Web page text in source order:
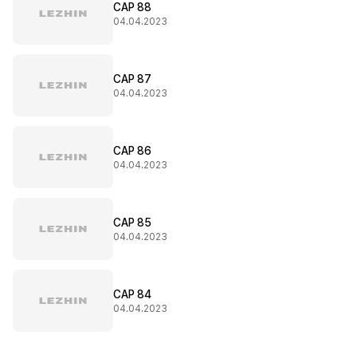
CAP 88
04.04.2023
CAP 87
04.04.2023
CAP 86
04.04.2023
CAP 85
04.04.2023
CAP 84
04.04.2023